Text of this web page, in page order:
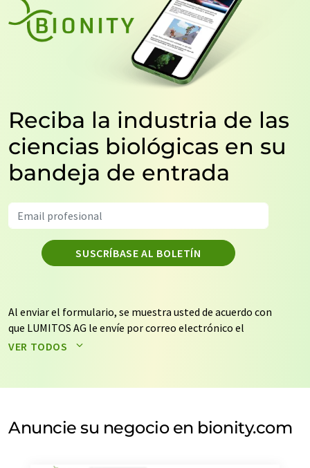
Reciba la industria de las
ciencias biológicas en su
bandeja de entrada
SUSCRÍBASE AL BOLETÍN
Al enviar el formulario, se muestra usted de acuerdo con
que LUMITOS AG le envíe por correo electrónico el
boletín o boletines seleccionados anteriormente. Sus
de nuestrapolítica de protección de datos. LUMITOS
electrónico a efectos publicitarios o de investigación de
mercado y opinión. Puede revocar en todo momento su
VER TODOS
Anuncie su negocio en bionity.com